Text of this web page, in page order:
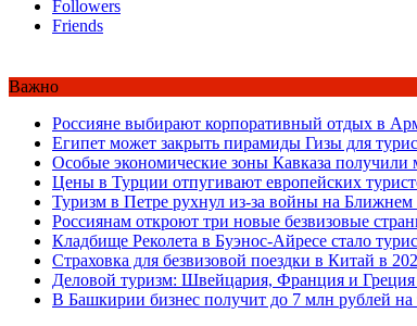
Followers
Friends
Важно
Россияне выбирают корпоративный отдых в
Египет может закрыть пирамиды Гизы для
Особые экономические зоны Кавказа получили
Цены в Турции отпугивают европейских
Туризм в Петре рухнул из-за войны на Ближнем
Россиянам откроют три новые безвизовые
Кладбище Реколета в Буэнос-Айресе стало
Страховка для безвизовой поездки в Китай в
Деловой туризм: Швейцария, Франция и Греция
В Башкирии бизнес получит до 7 млн рублей на